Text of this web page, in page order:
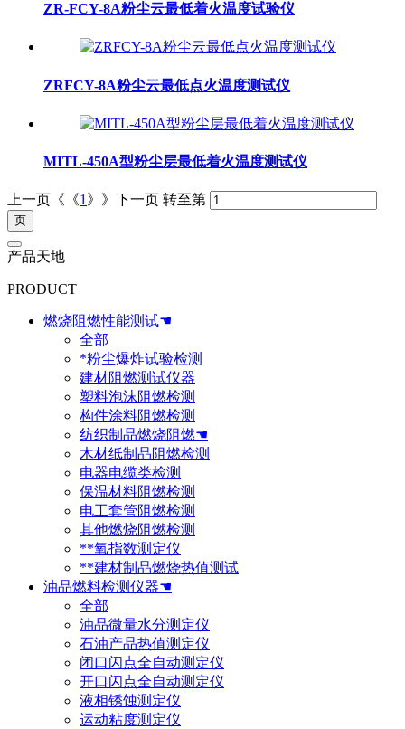
ZR-FCY-8A粉尘云最低着火温度试验仪
ZRFCY-8A粉尘云最低点火温度测试仪
MITL-450A型粉尘层最低着火温度测试仪
上一页《《1》》下一页 转至第
产品天地
PRODUCT
燃烧阻燃性能测试☚
全部
*粉尘爆炸试验检测
建材阻燃测试仪器
塑料泡沫阻燃检测
构件涂料阻燃检测
纺织制品燃烧阻燃☚
木材纸制品阻燃检测
电器电缆类检测
保温材料阻燃检测
电工套管阻燃检测
其他燃烧阻燃检测
**氧指数测定仪
**建材制品燃烧热值测试
油品燃料检测仪器☚
全部
油品微量水分测定仪
石油产品热值测定仪
闭口闪点全自动测定仪
开口闪点全自动测定仪
液相锈蚀测定仪
运动粘度测定仪